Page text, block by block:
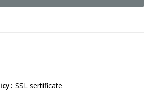
SSL sertificate